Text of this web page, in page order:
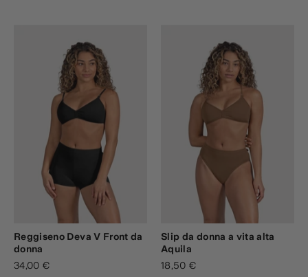
Reggiseno Deva V Front da
donna
34,00 €
Slip da donna a vita alta
Aquila
18,50 €